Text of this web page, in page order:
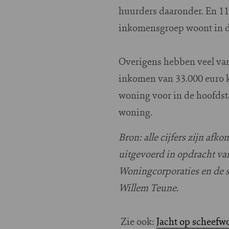
huurders daaronder. En
inkomensgroep woont in
Overigens hebben veel
inkomen van 33.000 euro
woning voor in de
woning.
Bron: alle cijfers zijn
uitgevoerd in opdracht
Woningcorporaties en de
Willem Teune.
Zie ook:Jacht op